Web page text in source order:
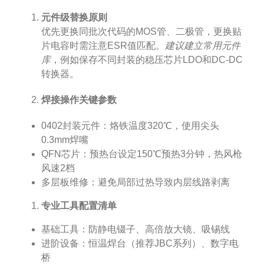
元件级替换原则
优先更换同批次代码的MOS管、二极管，更换贴
片电容时需注意ESR值匹配。
建议建立常用元件
库，例如保存不同封装的稳压芯片LDO和DC-DC
转换器。
焊接操作关键参数
0402封装元件：烙铁温度320℃，使用尖头
0.3mm焊嘴
QFN芯片：预热台设定150℃预热3分钟，热风枪
风速2档
多层板维修：避免局部过热导致内层线路剥离
专业工具配置清单
基础工具：防静电镊子、高倍放大镜、吸锡线
进阶设备：恒温焊台（推荐JBC系列）、数字电
桥